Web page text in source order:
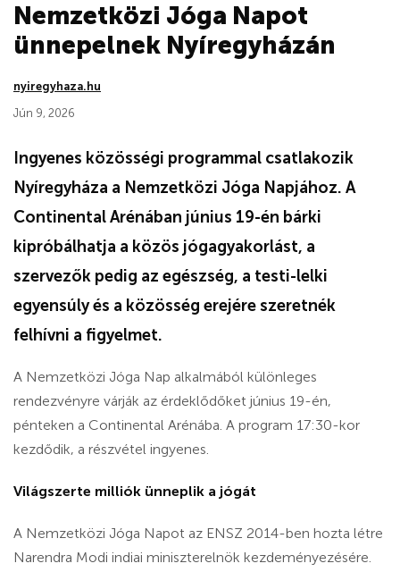
Nemzetközi Jóga Napot
ünnepelnek Nyíregyházán
nyiregyhaza.hu
Jún 9, 2026
Ingyenes közösségi programmal csatlakozik
Nyíregyháza a Nemzetközi Jóga Napjához. A
Continental Arénában június 19-én bárki
kipróbálhatja a közös jógagyakorlást, a
szervezők pedig az egészség, a testi-lelki
egyensúly és a közösség erejére szeretnék
felhívni a figyelmet.
A Nemzetközi Jóga Nap alkalmából különleges
rendezvényre várják az érdeklődőket június 19-én,
pénteken a Continental Arénába. A program 17:30-kor
kezdődik, a részvétel ingyenes.
Világszerte milliók ünneplik a jógát
A Nemzetközi Jóga Napot az ENSZ 2014-ben hozta létre
Narendra Modi indiai miniszterelnök kezdeményezésére.